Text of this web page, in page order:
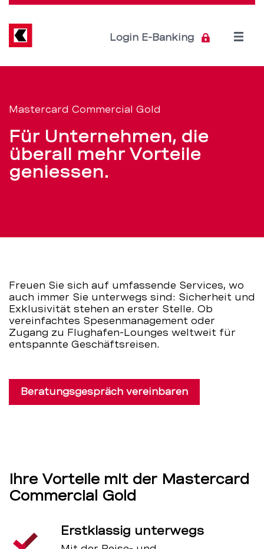
Commercial
Gold
–
Die
für
Unternehmen
–
BEKB
Direkt
Inhalt
Login E-Banking
Open
Mastercard Commercial Gold
Für Unternehmen, die
überall mehr Vorteile
geniessen.
Freuen Sie sich auf umfassende Services, wo
auch immer Sie unterwegs sind: Sicherheit und
Exklusivität stehen an erster Stelle. Ob
vereinfachtes Spesenmanagement oder
Zugang zu Flughafen-Lounges weltweit für
entspannte Geschäftsreisen.
Beratungsgespräch vereinbaren
Ihre Vorteile mit der Mastercard
Commercial Gold
Erstklassig unterwegs